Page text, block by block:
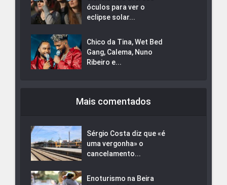
óculos para ver o
eclipse solar...
Chico da Tina, Wet Bed
Gang, Calema, Nuno
Ribeiro e...
Mais comentados
Sérgio Costa diz que «é
uma vergonha» o
cancelamento...
Enoturismo na Beira